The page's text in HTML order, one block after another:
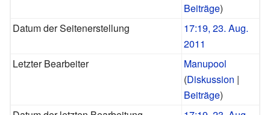
Beiträge)
Datum der Seitenerstellung
17:19, 23. Aug.
2011
Letzter Bearbeiter
Manupool
(Diskussion |
Beiträge)